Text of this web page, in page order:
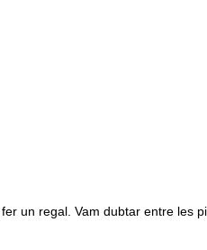
regal. Vam dubtar entre les